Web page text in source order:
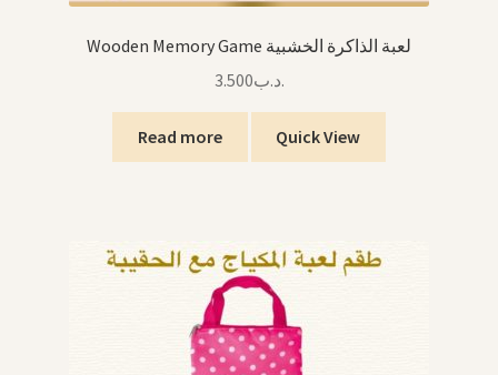
Wooden Memory Game لعبة الذاكرة الخشبية
.د.ب3.500
Read more Quick View